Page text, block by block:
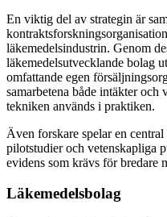
En viktig del av strategin är
läkemedelsindustrin. Genom
läkemedelsutvecklande bolag
omfattande egen
samarbetena både intäkter
tekniken används i praktiken.
Även forskare spelar en
pilotstudier och vetenskapliga
evidens som krävs för bredare
Läkemedelsbolag